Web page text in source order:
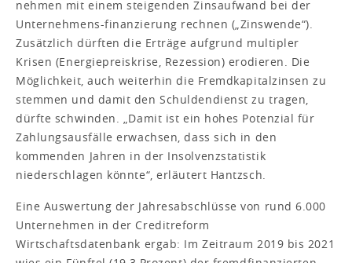
nehmen mit einem steigenden Zinsaufwand bei der
Unternehmens-finanzierung rechnen („Zinswende“).
Zusätzlich dürften die Erträge aufgrund multipler
Krisen (Energiepreiskrise, Rezession) erodieren. Die
Möglichkeit, auch weiterhin die Fremdkapitalzinsen zu
stemmen und damit den Schuldendienst zu tragen,
dürfte schwinden. „Damit ist ein hohes Potenzial für
Zahlungsausfälle erwachsen, dass sich in den
kommenden Jahren in der Insolvenzstatistik
niederschlagen könnte“, erläutert Hantzsch.
Eine Auswertung der Jahresabschlüsse von rund 6.000
Unternehmen in der Creditreform
Wirtschaftsdatenbank ergab: Im Zeitraum 2019 bis 2021